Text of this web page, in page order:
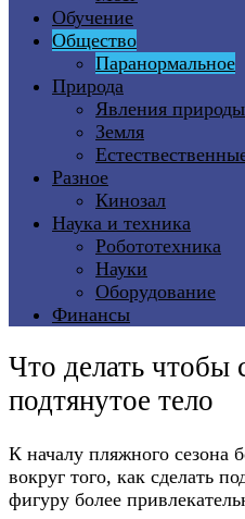
Обучение
Общество
Паранормальное
Природа
Явления природы
Земля
Разное
Кинозал
Наука и техника
Робототехника
Науки
Оборудование
Финансы
Что делать чтобы
подтянутое тело
К началу пляжного сезона
вокруг того, как сделать
фигуру более